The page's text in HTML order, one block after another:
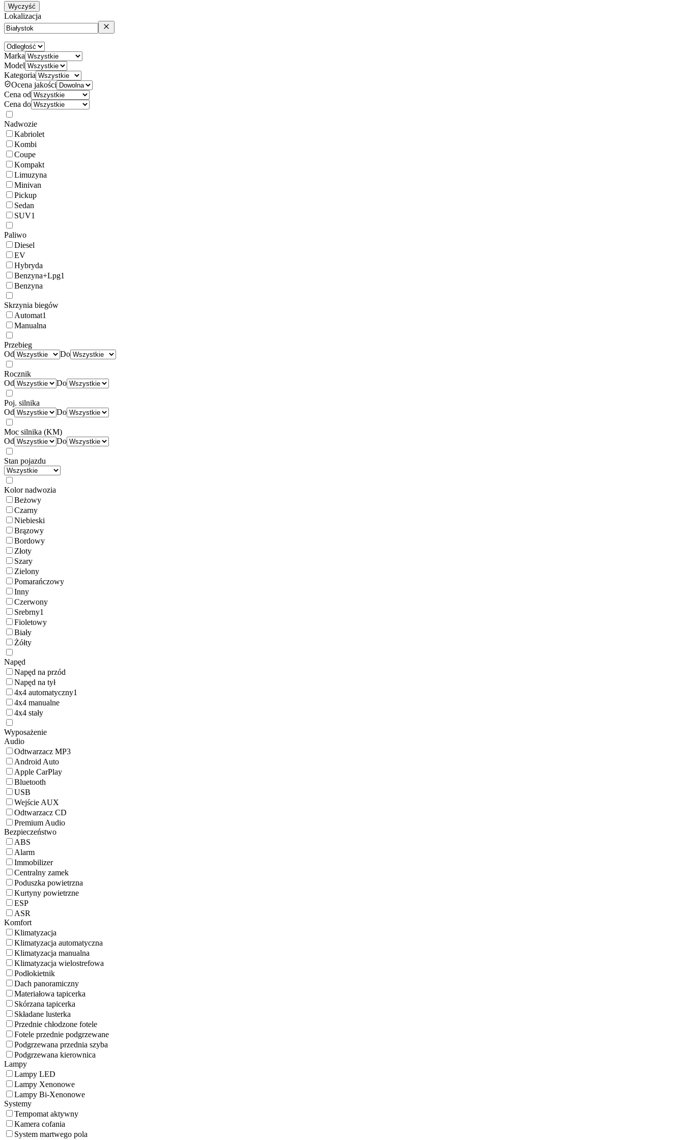
Wyczyść
Lokalizacja
Marka
Model
Kategoria
Ocena jakości
Cena od
Cena do
Nadwozie
Kabriolet
Kombi
Coupe
Kompakt
Limuzyna
Minivan
Pickup
Sedan
SUV1
Paliwo
Diesel
EV
Hybryda
Benzyna+Lpg1
Benzyna
Skrzynia biegów
Automat1
Manualna
Przebieg
Od
Do
Rocznik
Od
Do
Poj. silnika
Od
Do
Moc silnika (KM)
Od
Do
Stan pojazdu
Kolor nadwozia
Beżowy
Czarny
Niebieski
Brązowy
Bordowy
Złoty
Szary
Zielony
Pomarańczowy
Inny
Czerwony
Srebrny1
Fioletowy
Biały
Żółty
Napęd
Napęd na przód
Napęd na tył
4x4 automatyczny1
4x4 manualne
4x4 stały
Wyposażenie
Audio
Odtwarzacz MP3
Android Auto
Apple CarPlay
Bluetooth
USB
Wejście AUX
Odtwarzacz CD
Premium Audio
Bezpieczeństwo
ABS
Alarm
Immobilizer
Centralny zamek
Poduszka powietrzna
Kurtyny powietrzne
ESP
ASR
Komfort
Klimatyzacja
Klimatyzacja automatyczna
Klimatyzacja manualna
Klimatyzacja wielostrefowa
Podłokietnik
Dach panoramiczny
Materiałowa tapicerka
Skórzana tapicerka
Składane lusterka
Przednie chłodzone fotele
Fotele przednie podgrzewane
Podgrzewana przednia szyba
Podgrzewana kierownica
Lampy
Lampy LED
Lampy Xenonowe
Lampy Bi-Xenonowe
Systemy
Tempomat aktywny
Kamera cofania
System martwego pola